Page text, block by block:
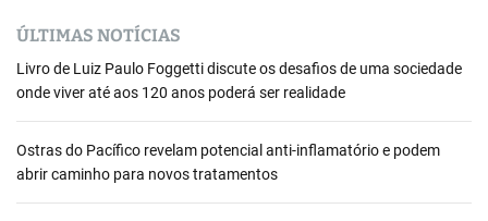
ÚLTIMAS NOTÍCIAS
Livro de Luiz Paulo Foggetti discute os desafios de uma sociedade
onde viver até aos 120 anos poderá ser realidade
Ostras do Pacífico revelam potencial anti-inflamatório e podem
abrir caminho para novos tratamentos